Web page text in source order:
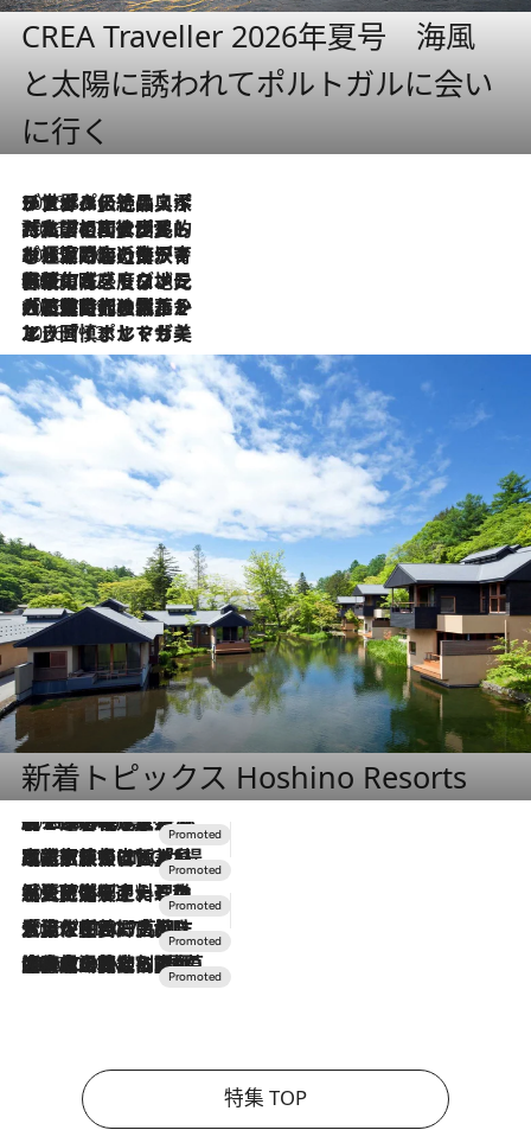
CREA Traveller 2026年夏号 海風
と太陽に誘われてポルトガルに会い
に行く
2026.8.8
リスボンの絶品スイーツ「パステル・デ・ナタ」とは？ポルトガル伝統の奥深い世界へ
2026.7.27
「私の祖国はポルトガル語です」国民的詩人フェルナンド・ペソアと、彼が愛した文学の街を歩く
2026.7.26
ポルトガル近海が育む極上の海の幸。キリリと冷えた白ワインと愉しむ、シーフード専門店の贅沢
2026.7.22
伝統の味をモダンに昇華。高感度な地元客が集う、リスボンの最旬ガストロノミー
2026.7.21
大航海時代の栄華から、震災、独裁、そして革命へ。ポルトガル・首都リスボンの石畳に刻まれた「歴史の光と影」
2026.7.13
エッセイ・ヤマザキマリ「慎ましくも美しき国 ポルトガル」
新着トピックス Hoshino Resorts
2026.8.7
【トンボの足水浴】ヒノキの香りに包まれて涼感マックス！約13℃の湧水かけ流しを避暑地「星野温泉 トンボの湯」で体験
2026.7.31
【ホテル帰省】という選択肢をOMOが提案。家族とほどよい距離を保つには「昼は実家、夜は気兼ねなくホテルで！」
2026.7.24
【夏限定ディナーコース】旬を迎える稚鮎や花ズッキーニなどをイタリア・トスカーナの郷土料理の手法で満喫！
2026.7.17
「土佐和ハーブかき氷」がOMO7高知に登場！生姜、山椒、大葉など目にも舌にも涼を呼ぶ郷土の味
2026.7.10
NEW OPEN！【界 草津】名湯の地に誕生。趣の異なる2種の温泉と上州ならではの会席・蕎麦割烹など美食を味わう究極の癒やし旅
特集 TOP